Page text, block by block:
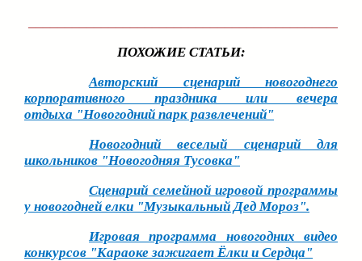
ПОХОЖИЕ СТАТЬИ:
Авторский сценарий новогоднего
корпоративного праздника или вечера
отдыха "Новогодний парк развлечений"
Новогодний веселый сценарий для
школьников "Новогодняя Тусовка"
Сценарий семейной игровой программы
у новогодней елки "Музыкальный Дед Мороз".
Игровая программа новогодних видео
конкурсов "Караоке зажигает Ёлки и Сердца"